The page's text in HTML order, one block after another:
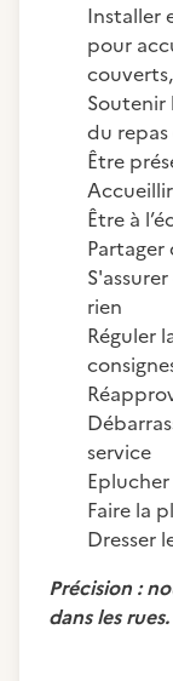
Installer
pour
Soutenir
du repas
Être
Être à
Partager
rien
Réguler
service
Faire la
Dresser
Précision :
dans les rues.